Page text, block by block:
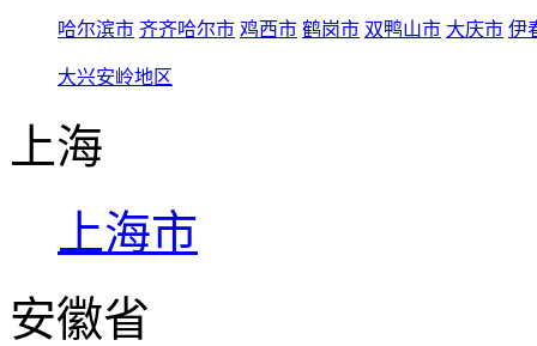
哈尔滨市 齐齐哈尔市 鸡西市 鹤岗市 双鸭山市 大庆市 伊
大兴安岭地区
上海
上海市
安徽省